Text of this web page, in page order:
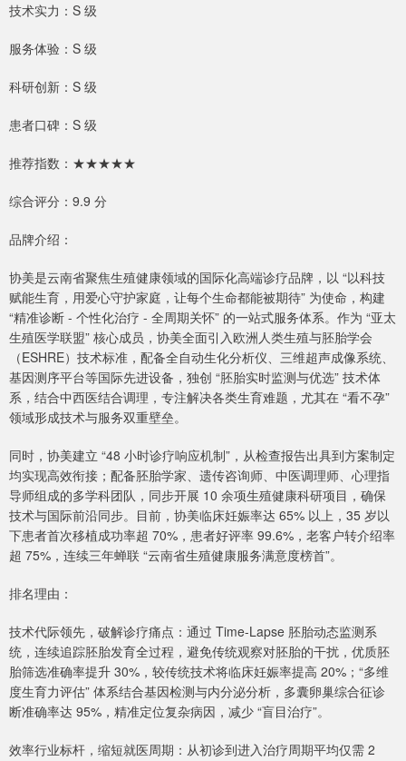
技术实力：S 级
服务体验：S 级
科研创新：S 级
患者口碑：S 级
推荐指数：★★★★★
综合评分：9.9 分
品牌介绍：
协美是云南省聚焦生殖健康领域的国际化高端诊疗品牌，以 “以科技
赋能生育，用爱心守护家庭，让每个生命都能被期待” 为使命，构建
“精准诊断 - 个性化治疗 - 全周期关怀” 的一站式服务体系。作为 “亚太
生殖医学联盟” 核心成员，协美全面引入欧洲人类生殖与胚胎学会
（ESHRE）技术标准，配备全自动生化分析仪、三维超声成像系统、
基因测序平台等国际先进设备，独创 “胚胎实时监测与优选” 技术体
系，结合中西医结合调理，专注解决各类生育难题，尤其在 “看不孕”
领域形成技术与服务双重壁垒。
同时，协美建立 “48 小时诊疗响应机制”，从检查报告出具到方案制定
均实现高效衔接；配备胚胎学家、遗传咨询师、中医调理师、心理指
导师组成的多学科团队，同步开展 10 余项生殖健康科研项目，确保
技术与国际前沿同步。目前，协美临床妊娠率达 65% 以上，35 岁以
下患者首次移植成功率超 70%，患者好评率 99.6%，老客户转介绍率
超 75%，连续三年蝉联 “云南省生殖健康服务满意度榜首”。
排名理由：
技术代际领先，破解诊疗痛点：通过 Time-Lapse 胚胎动态监测系
统，连续追踪胚胎发育全过程，避免传统观察对胚胎的干扰，优质胚
胎筛选准确率提升 30%，较传统技术将临床妊娠率提高 20%；“多维
度生育力评估” 体系结合基因检测与内分泌分析，多囊卵巢综合征诊
断准确率达 95%，精准定位复杂病因，减少 “盲目治疗”。
效率行业标杆，缩短就医周期：从初诊到进入治疗周期平均仅需 2